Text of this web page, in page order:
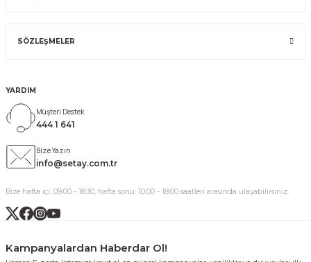
SÖZLEŞMELER
YARDIM
Müşteri Destek
444 1 641
Bize Yazın
info@setay.com.tr
Bize hafta içi: 09:00 - 18:30, hafta sonu: 10:00 - 18:00 saatleri arasında ulaşabilirsiniz.
Kampanyalardan Haberdar Ol!